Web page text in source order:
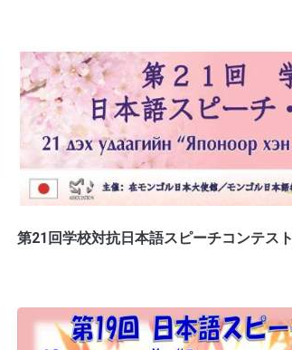
第21回学校対抗日本語スピーチコンテスト